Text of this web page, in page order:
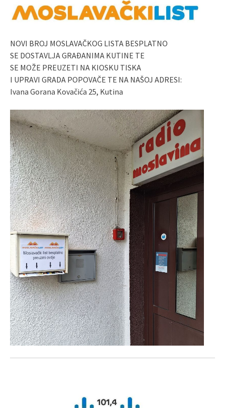
NOVI BROJ MOSLAVAČKOG LISTA BESPLATNO
SE DOSTAVLJA GRAĐANIMA KUTINE TE
SE MOŽE PREUZETI NA KIOSKU TISKA
I UPRAVI GRADA POPOVAČE TE NA NAŠOJ ADRESI:
Ivana Gorana Kovačića 25, Kutina